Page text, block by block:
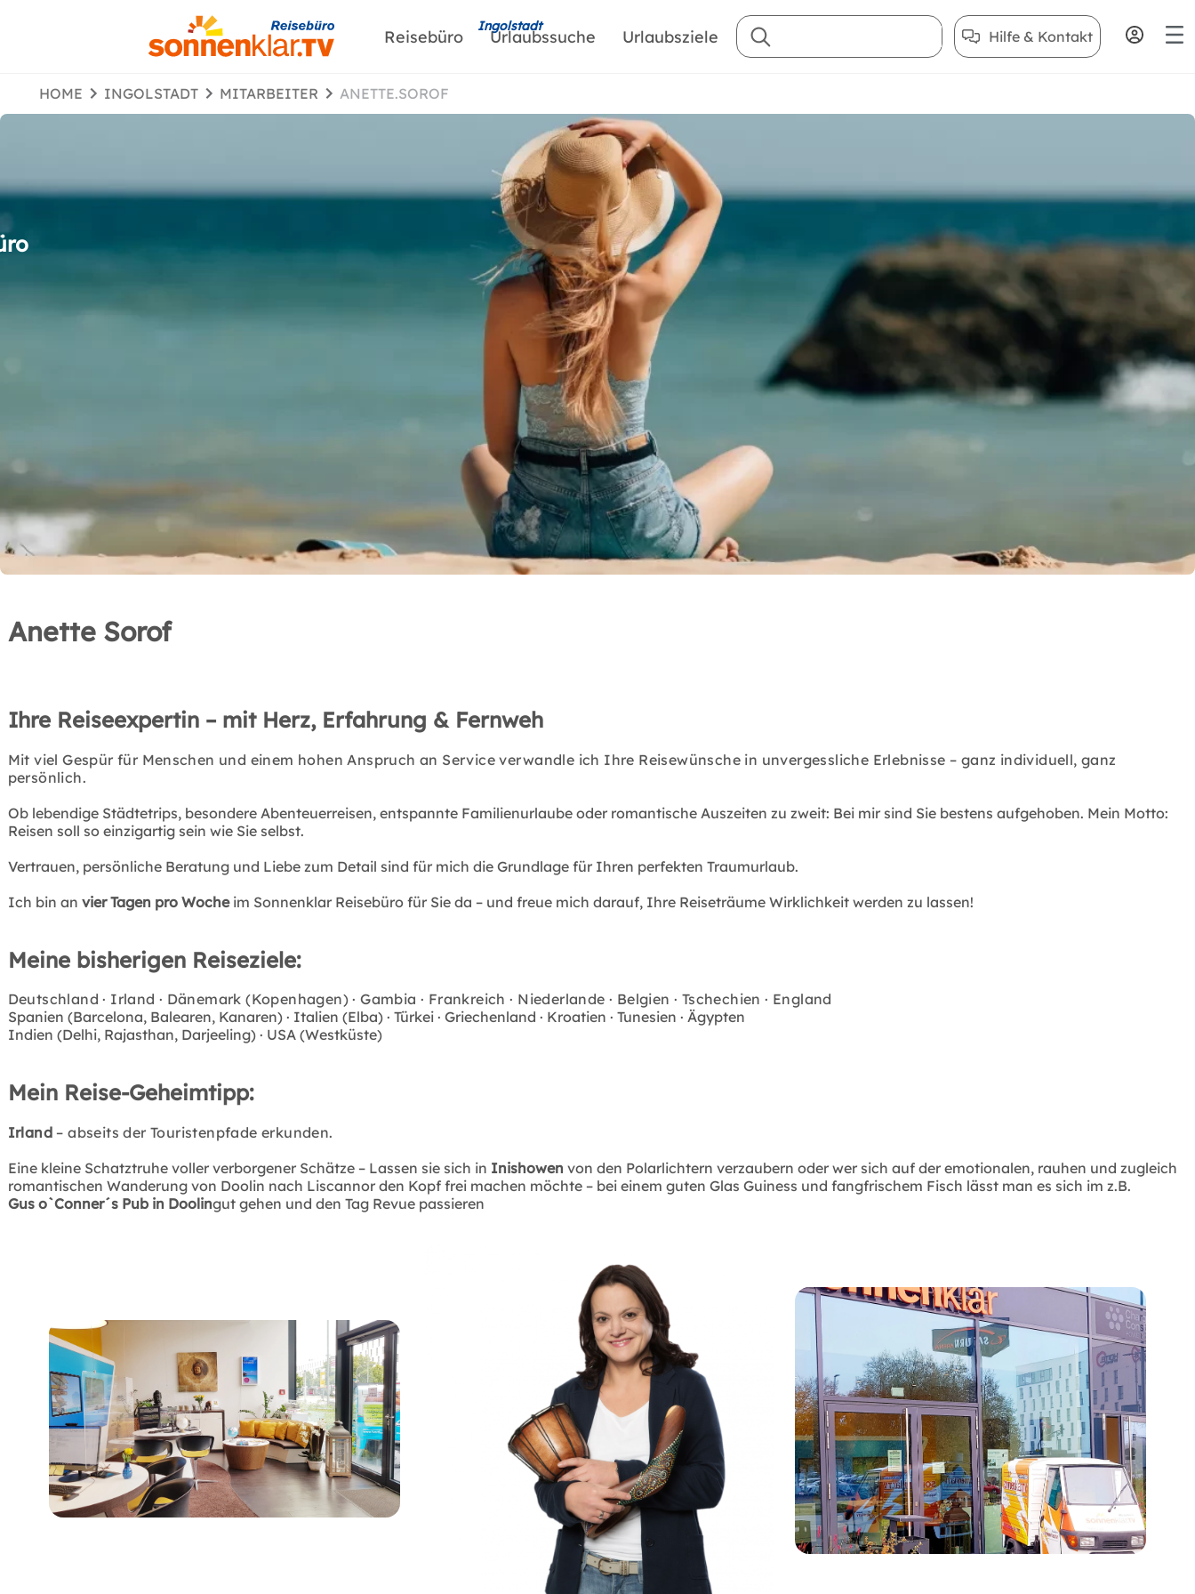
Ingolstadt
Reisebüro Urlaubssuche Urlaubsziele Hilfe & Kontakt
HOME INGOLSTADT MITARBEITER ANETTE.SOROF
Anette Sorof
Ihre Reiseexpertin – mit Herz, Erfahrung & Fernweh
Mit viel Gespür für Menschen und einem hohen Anspruch an Service verwandle ich Ihre Reisewünsche in unvergessliche Erlebnisse – ganz individuell, ganz
persönlich.
Ob lebendige Städtetrips, besondere Abenteuerreisen, entspannte Familienurlaube oder romantische Auszeiten zu zweit: Bei mir sind Sie bestens aufgehoben. Mein Motto:
Reisen soll so einzigartig sein wie Sie selbst.
Vertrauen, persönliche Beratung und Liebe zum Detail sind für mich die Grundlage für Ihren perfekten Traumurlaub.
Ich bin an vier Tagen pro Wocheim Sonnenklar Reisebüro für Sie da – und freue mich darauf, Ihre Reiseträume Wirklichkeit werden zu lassen!
Meine bisherigen Reiseziele:
Deutschland · Irland · Dänemark (Kopenhagen) · Gambia · Frankreich · Niederlande · Belgien · Tschechien · England
Spanien (Barcelona, Balearen, Kanaren) · Italien (Elba) · Türkei · Griechenland · Kroatien · Tunesien · Ägypten
Indien (Delhi, Rajasthan, Darjeeling) · USA (Westküste)
Mein Reise-Geheimtipp:
Irland– abseits der Touristenpfade erkunden.
Eine kleine Schatztruhe voller verborgener Schätze – Lassen sie sich in Inishowen von den Polarlichtern verzaubern oder wer sich auf der emotionalen, rauhen und zugleich
romantischen Wanderung von Doolin nach Liscannor den Kopf frei machen möchte – bei einem guten Glas Guiness und fangfrischem Fisch lässt man es sich im z.B.
Gus o`Conner´s Pub in Doolingut gehen und den Tag Revue passieren